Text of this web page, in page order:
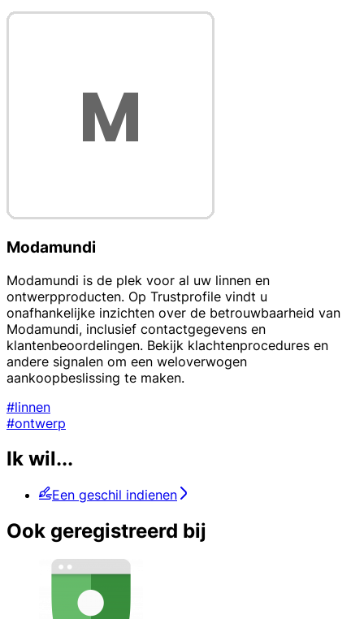
Modamundi
Modamundi is de plek voor al uw linnen en
ontwerpproducten. Op Trustprofile vindt u
onafhankelijke inzichten over de betrouwbaarheid van
Modamundi, inclusief contactgegevens en
klantenbeoordelingen. Bekijk klachtenprocedures en
andere signalen om een weloverwogen
aankoopbeslissing te maken.
#linnen
#ontwerp
Ik wil...
Een geschil indienen
Ook geregistreerd bij